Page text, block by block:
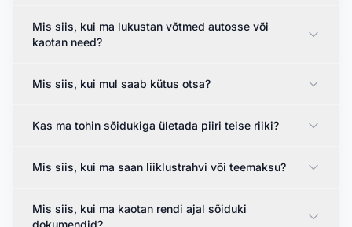
Mis siis, kui ma lukustan võtmed autosse või
kaotan need?
Mis siis, kui mul saab kütus otsa?
Kas ma tohin sõidukiga ületada piiri teise riiki?
Mis siis, kui ma saan liiklustrahvi või teemaksu?
Mis siis, kui ma kaotan rendi ajal sõiduki
dokumendid?